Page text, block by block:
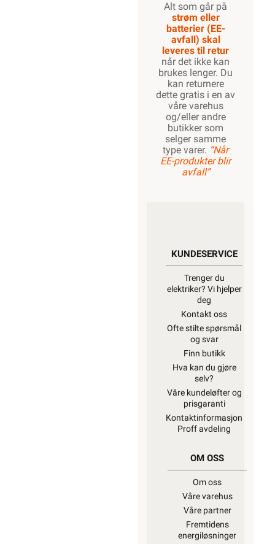
Alt som går på
strøm eller
batterier (EE-
avfall) skal
leveres til retur
når det ikke kan
brukes lenger. Du
kan returnere
dette gratis i en av
våre varehus
og/eller andre
butikker som
selger samme
type varer. “Når
EE-produkter blir
avfall”
KUNDESERVICE
Trenger du
elektriker? Vi hjelper
deg
Kontakt oss
Ofte stilte spørsmål
og svar
Finn butikk
Hva kan du gjøre
selv?
Våre kundeløfter og
prisgaranti
Kontaktinformasjon
Proff avdeling
OM OSS
Om oss
Våre varehus
Våre partner
Fremtidens
energiløsninger